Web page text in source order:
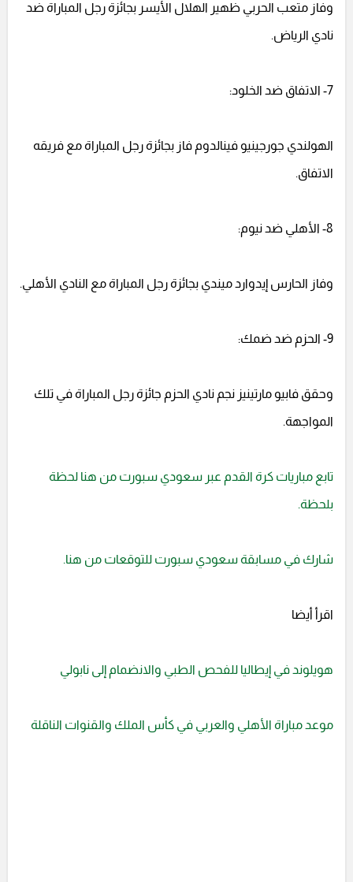
وفاز متعب الحربي ظهير الهلال الأيسر بجائزة رجل المباراة ضد
نادي الرياض.
7- الاتفاق ضد الخلود:
الهولندي جورجينيو فينالدوم فاز بجائزة رجل المباراة مع فريقه
الاتفاق.
8- الأهلي ضد نيوم:
وفاز الحارس إيدوارد ميندي بجائزة رجل المباراة مع النادي الأهلي.
9- الحزم ضد ضمك:
وحقق فابيو مارتينيز نجم نادي الحزم جائزة رجل المباراة في تلك
المواجهة.
تابع مباريات كرة القدم عبر سعودي سبورت من هنا لحظة
بلحظة.
شارك في مسابقة سعودي سبورت للتوقعات من هنا.
اقرأ أيضا
هويلوند في إيطاليا للفحص الطبي والانضمام إلى نابولي
موعد مباراة الأهلي والعربي في كأس الملك والقنوات الناقلة